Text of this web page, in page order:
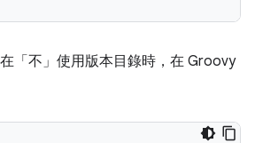
「不」 使用版本目錄時，在 Groovy